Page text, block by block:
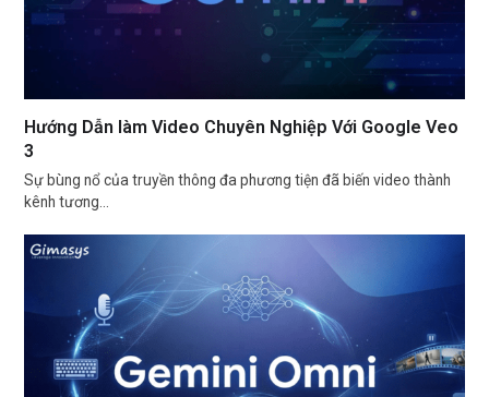
Hướng Dẫn làm Video Chuyên Nghiệp Với Google Veo
3
Sự bùng nổ của truyền thông đa phương tiện đã biến video thành
kênh tương…